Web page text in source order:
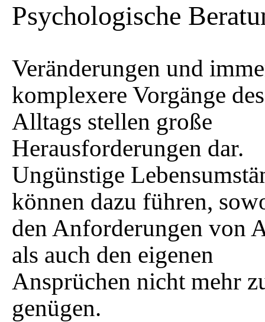
Psychologische
Veränderungen und
komplexere Vorgänge des
Alltags stellen große
Herausforderungen dar.
Ungünstige
können dazu führen,
den Anforderungen von
als auch den eigenen
Ansprüchen nicht mehr
genügen.